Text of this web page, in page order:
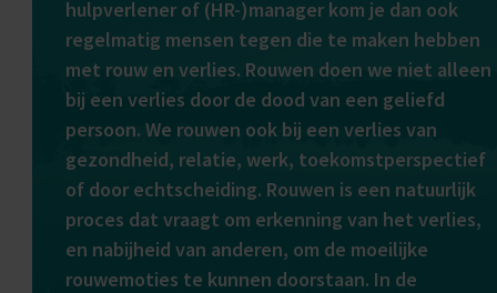
hulpverlener of (HR-)manager kom je dan ook
regelmatig mensen tegen die te maken hebben
met rouw en verlies. Rouwen doen we niet alleen
bij een verlies door de dood van een geliefd
persoon. We rouwen ook bij een verlies van
gezondheid, relatie, werk, toekomstperspectief
of door echtscheiding. Rouwen is een natuurlijk
proces dat vraagt om erkenning van het verlies,
en nabijheid van anderen, om de moeilijke
rouwemoties te kunnen doorstaan. In de